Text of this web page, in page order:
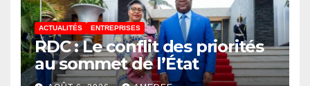
(AUDA-NEPAD)
ACTUALITÉS ENTREPRISES
RDC : Le conflit des priorités
au sommet de l’État